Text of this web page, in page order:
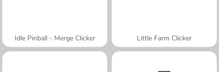
Idle Pinball - Merge Clicker Little Farm Clicker